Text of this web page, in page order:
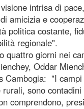
intrisa di
amicizia e
politica costante,
regionale".
quattro giorni nei
Oddar
Cambogia: "I
sono
comprendono,